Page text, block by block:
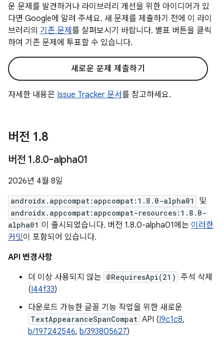
운 문제를 발견하거나 라이브러리 개선을 위한 아이디어가 있
다면 Google에 알려 주세요. 새 문제를 제출하기 전에 이 라이
브러리의 기존 문제 를 살펴보시기 바랍니다. 별표 버튼을 클릭
하여 기존 문제에 투표할 수 있습니다.
새로운 문제 제출하기
자세한 내용은 Issue Tracker 문서를 참고하세요.
버전 1.8
버전 1.8.0-alpha01
2026년 4월 8일
androidx.appcompat:appcompat:1.8.0-alpha01 및
androidx.appcompat:appcompat-resources:1.8.0-
alpha01 이 출시되었습니다. 버전 1.8.0-alpha01에는 이러한
커밋이 포함되어 있습니다.
API 변경사항
더 이상 사용되지 않는 @RequiresApi(21)
주석 삭제
(I44f33)
다운로드 가능한 글꼴 기능 작업을 위한 새로운
TextAppearanceSpanCompat API (I9c1c8,
b/197242546, b/393805627)